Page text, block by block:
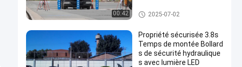
00:42
alentes
Bollants amovibles
2025-07-02
Propriété sécurisée 3.8s
Temps de montée Bollard
s de sécurité hydraulique
s avec lumière LED